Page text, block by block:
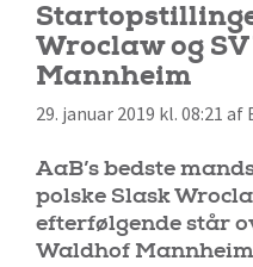
Wroclaw og
Mannheim
29. januar 2019 kl. 08:21 af
AaB’s bedste
polske Slask
efterfølgende står
Waldhof